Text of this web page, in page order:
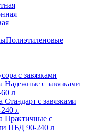
Полиэтиленовые
с завязками
Надежные с завязками
л
Стандарт с завязками
л
Практичные с
ПВД 90-240 л